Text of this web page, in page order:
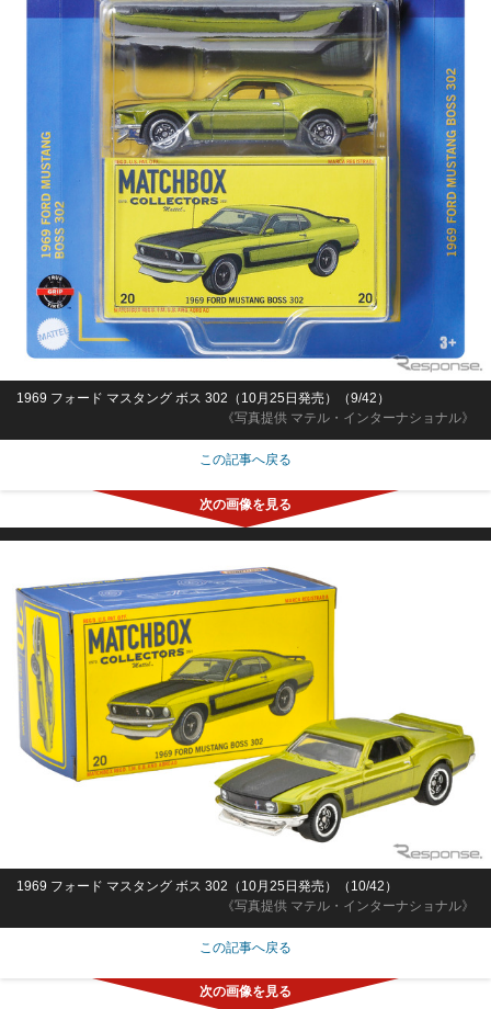
《写真提供 マテル・インターナショナル》
1969 フォード マスタング ボス 302（10月25日発売）（9/42）
この記事へ戻る
《写真提供 マテル・インターナショナル》
1969 フォード マスタング ボス 302（10月25日発売）（10/42）
この記事へ戻る